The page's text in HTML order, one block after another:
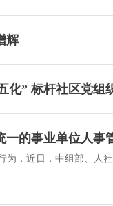
辉
化” 标杆社区党组
一的事业单位人事
为，近日，中组部、人